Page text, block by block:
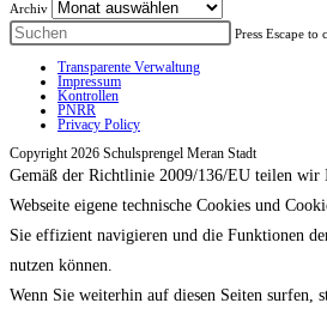
Archiv
Press Escape to
Transparente Verwaltung
Impressum
Kontrollen
PNRR
Privacy Policy
Copyright 2026 Schulsprengel Meran Stadt
Gemäß der Richtlinie 2009/136/EU teilen wir
Webseite eigene technische Cookies und
Sie effizient navigieren und die Funktionen
nutzen können.
Wenn Sie weiterhin auf diesen Seiten surfen,